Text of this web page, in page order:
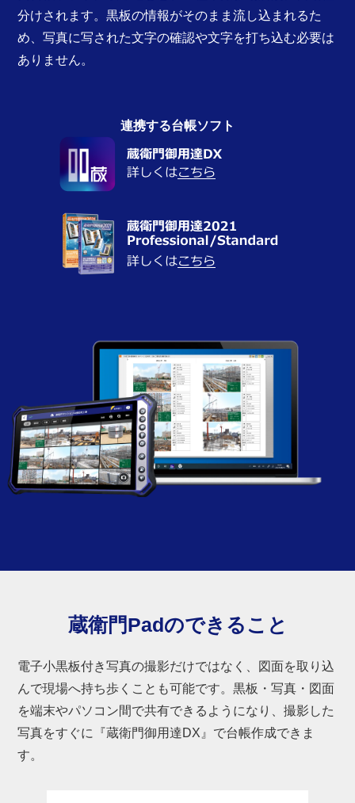
分けされます。黒板の情報がそのまま流し込まれるた
め、写真に写された文字の確認や文字を打ち込む必要は
ありません。
連携する台帳ソフト
蔵衛門Padのできること
電子小黒板付き写真の撮影だけではなく、図面を取り込
んで現場へ持ち歩くことも可能です。黒板・写真・図面
を端末やパソコン間で共有できるようになり、撮影した
写真をすぐに『蔵衛門御用達DX』で台帳作成できま
す。